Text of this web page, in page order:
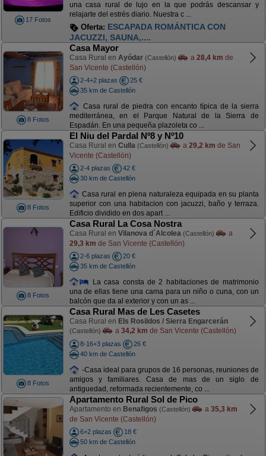
17 Fotos
una casa rural de lujo en la que podrás descansar y
relajarte del estrés diario. Nuestra c ...
Oferta: ESCAPADA ROMÁNTICA CON
JACUZZI, SAUNA,....
8 Fotos
Casa Mayor
Casa Rural en Ayódar (Castellón) a 28,4 km de
San Vicente (Castellón)
2-4+2 plazas
25 €
35 km de Castellón
Casa rural de piedra con encanto típica de la sierra
mediterránea, en el Parque Natural de la Sierra de
Espadán. En una pequeña plazoleta co ...
8 Fotos
El Niu del Pardal Nº8 y Nº10
Casa Rural en Culla (Castellón) a 29,2 km de San
Vicente (Castellón)
2-4 plazas
42 €
30 km de Castellón
Casa rural en plena naturaleza equipada en su planta
superior con una habitacion con jacuzzi, baño y terraza.
Edificio dividido en dos apart ...
8 Fotos
Casa Rural La Cosa Nostra
Casa Rural en Vilanova d´Alcolea (Castellón)
a
29,3 km de San Vicente (Castellón)
2-6 plazas
20 €
35 km de Castellón
La casa consta de 2 habitaciones de matrimonio
una de ellas tiene una cama para un niño o cuna, con un
balcón que da al exterior y con un as ...
8 Fotos
Casa Rural Mas de Les Casetes
Casa Rural en Els Rosildos / Sierra Engarcerán
(Castellón) a 34,2 km de San Vicente (Castellón)
8-16+3 plazas
26 €
40 km de Castellón
-Casa ideal para grupos de 16 personas, reuniones de
amigos y familiares. Casa de mas de un siglo de
antiguedad, reformada recientemente, co ...
Apartamento Rural Sol de Pico
Apartamento en Benafigos (Castellón) a 35,3 km
de San Vicente (Castellón)
6+2 plazas
18 €
50 km de Castellón